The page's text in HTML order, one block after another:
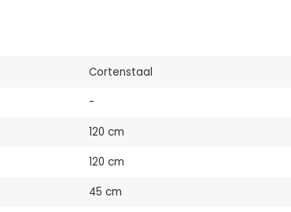
Cortenstaal
-
120 cm
120 cm
45 cm